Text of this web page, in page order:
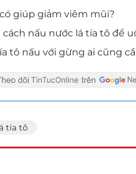
giúp giảm viêm mũi?
nấu nước lá tía tô để
tô nấu với gừng ai cũng
tía tô